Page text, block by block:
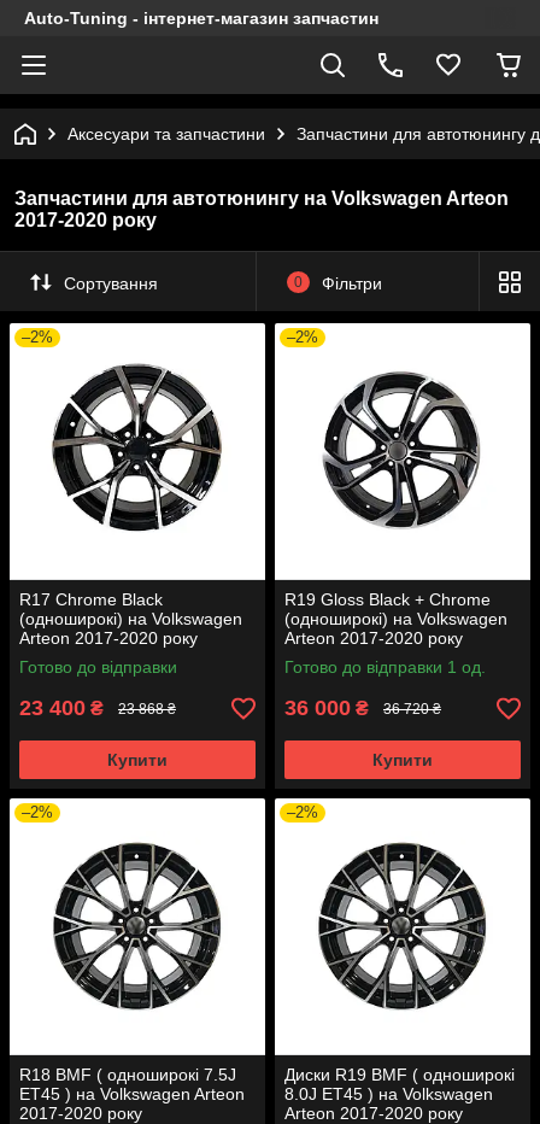
Auto-Tuning - інтернет-магазин запчастин
Аксесуари та запчастини Запчастини для автотюнингу
Запчастини для автотюнингу на Volkswagen Arteon
2017-2020 року
Сортування 0 Фільтри
–2%
R17 Chrome Black
(одноширокі) на Volkswagen
Arteon 2017-2020 року
Готово до відправки
23 400 ₴ 23 868 ₴
Купити
–2%
R19 Gloss Black + Chrome
(одноширокі) на Volkswagen
Arteon 2017-2020 року
Готово до відправки 1 од.
36 000 ₴ 36 720 ₴
Купити
–2%
R18 BMF ( одноширокі 7.5J
ET45 ) на Volkswagen Arteon
2017-2020 року
–2%
Диски R19 BMF ( одноширокі
8.0J ET45 ) на Volkswagen
Arteon 2017-2020 року